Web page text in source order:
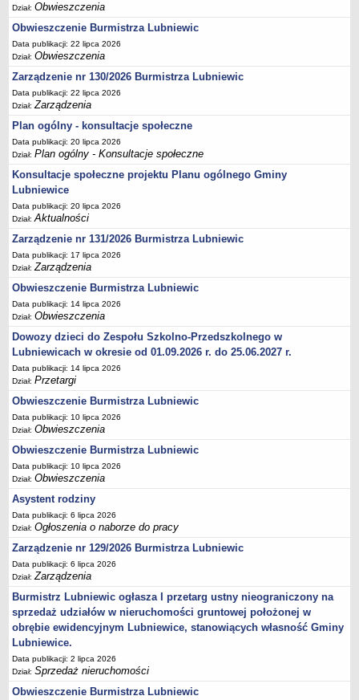
Skarbnik Gminy
Informacja turystyczna
Regulamin i schemat organizacyjny
Przewodnik po urzędzie
Kodeks etyczny
Oświadczenia majątkowe
Raporty
RADA MIEJSKA
Dyżury Przewodniczącego Rady Miejskiej
Transmisja z obrad sesji
Zadania i uprawnienia
Skład Rady Miejskiej
Plan pracy Rady Miejskiej
Terminy posiedzeń Rady
Głosowania
Protokoły z posiedzeń Rady Miejskiej
Składy Komisji
Terminy posiedzeń Komisji
Plan pracy Komisji Rewizyjnej
Plan pracy pozostałych Komisji
Oświadczenia majątkowe
Interpelacje radnych wraz z odpowiedziami
Zapytania radnych wraz z odpowiedziami
Apele
JEDNOSTKI ORGANIZACYJNE
Biblioteka - Centrum Kultury
Zespół Szkolno-Przedszkolny
Miejsko-Gminny Ośrodek Pomocy Społecznej
Zakład Gospodarki Komunalnej
Środowiskowy Dom Samopomocy
MAJĄTEK I FINANSE
Budżet Gminy
Majątek Gminy
Sprawozdania z wykonania budżetu - kwartalne
Dział:Obwieszczenia
Obwieszczenie Burmistrza Lubniewic
Data publikacji: 22 lipca 2026
Dział:Obwieszczenia
Zarządzenie nr 130/2026 Burmistrza Lubniewic
Data publikacji: 22 lipca 2026
Dział:Zarządzenia
Plan ogólny - konsultacje społeczne
Data publikacji: 20 lipca 2026
Dział:Plan ogólny - Konsultacje społeczne
Konsultacje społeczne projektu Planu ogólnego Gminy
Lubniewice
Data publikacji: 20 lipca 2026
Dział:Aktualności
Zarządzenie nr 131/2026 Burmistrza Lubniewic
Data publikacji: 17 lipca 2026
Dział:Zarządzenia
Obwieszczenie Burmistrza Lubniewic
Data publikacji: 14 lipca 2026
Dział:Obwieszczenia
Dowozy dzieci do Zespołu Szkolno-Przedszkolnego w
Lubniewicach w okresie od 01.09.2026 r. do 25.06.2027 r.
Data publikacji: 14 lipca 2026
Dział:Przetargi
Obwieszczenie Burmistrza Lubniewic
Data publikacji: 10 lipca 2026
Dział:Obwieszczenia
Obwieszczenie Burmistrza Lubniewic
Data publikacji: 10 lipca 2026
Dział:Obwieszczenia
Asystent rodziny
Data publikacji: 6 lipca 2026
Dział:Ogłoszenia o naborze do pracy
Zarządzenie nr 129/2026 Burmistrza Lubniewic
Data publikacji: 6 lipca 2026
Dział:Zarządzenia
Burmistrz Lubniewic ogłasza I przetarg ustny nieograniczony na
sprzedaż udziałów w nieruchomości gruntowej położonej w
obrębie ewidencyjnym Lubniewice, stanowiących własność Gminy
Lubniewice.
Data publikacji: 2 lipca 2026
Dział:Sprzedaż nieruchomości
Obwieszczenie Burmistrza Lubniewic